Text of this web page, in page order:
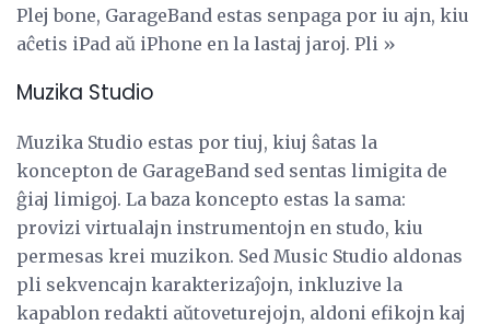
Plej bone, GarageBand estas senpaga por iu ajn, kiu
aĉetis iPad aŭ iPhone en la lastaj jaroj. Pli »
Muzika Studio
Muzika Studio estas por tiuj, kiuj ŝatas la
koncepton de GarageBand sed sentas limigita de
ĝiaj limigoj. La baza koncepto estas la sama:
provizi virtualajn instrumentojn en studo, kiu
permesas krei muzikon. Sed Music Studio aldonas
pli sekvencajn karakterizaĵojn, inkluzive la
kapablon redakti aŭtoveturejojn, aldoni efikojn kaj